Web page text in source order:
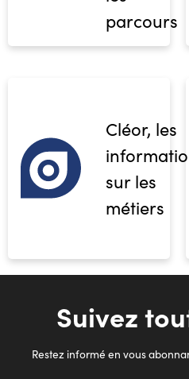
parcours
Cléor, les
sur les
métiers
Suivez
Restez informé en vous